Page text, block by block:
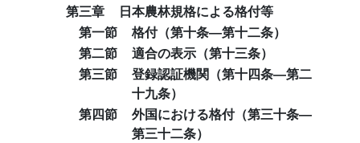
第三章
日本農林規格による格付等
第一節
格付（第十条―第十二条）
第二節
適合の表示（第十三条）
第三節
登録認証機関（第十四条―第二
十九条）
第四節
外国における格付（第三十条―
第三十二条）